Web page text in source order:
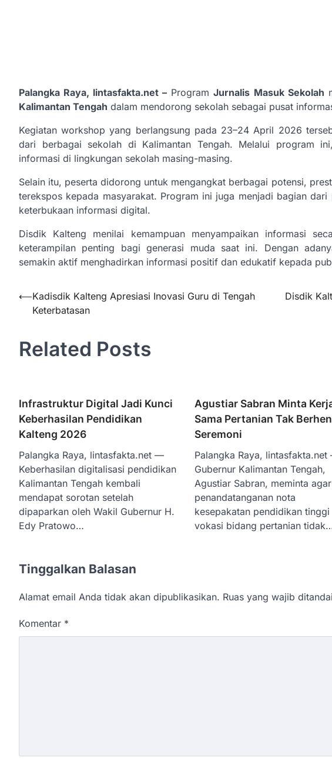
Palangka Raya, lintasfakta.net – ProgramJurnalis Masuk Sekolah
Kalimantan Tengah dalam mendorong sekolah sebagai pusat
Kegiatan workshop yang berlangsung pada 23–24 April 2026
dari berbagai sekolah di Kalimantan Tengah. Melalui program
informasi di lingkungan sekolah masing-masing.
Selain itu, peserta didorong untuk mengangkat berbagai potensi,
terekspos kepada masyarakat. Program ini juga menjadi bagian
keterbukaan informasi digital.
Disdik Kalteng menilai kemampuan menyampaikan informasi
keterampilan penting bagi generasi muda saat ini. Dengan
semakin aktif menghadirkan informasi positif dan edukatif kepada
Navigasi
pos
⟵Kadisdik Kalteng Apresiasi Inovasi Guru di Tengah
Keterbatasan
Disdik
Related Posts
Infrastruktur Digital Jadi Kunci
Keberhasilan Pendidikan
Kalteng 2026
Palangka Raya, lintasfakta.net —
Keberhasilan digitalisasi pendidikan
Kalimantan Tengah kembali
mendapat sorotan setelah
dipaparkan oleh Wakil Gubernur H.
Edy Pratowo…
Agustiar Sabran Minta
Sama Pertanian Tak
Seremoni
Palangka Raya, lintasfakta.net
Gubernur Kalimantan Tengah,
Agustiar Sabran, meminta agar
penandatanganan nota
kesepakatan pendidikan tinggi
vokasi bidang pertanian
Tinggalkan Balasan
Alamat email Anda tidak akan dipublikasikan. Ruas yang wajib ditandai
Komentar *